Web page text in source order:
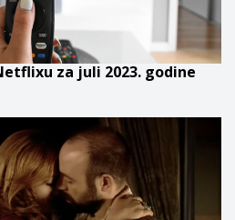
za juli 2023. godine